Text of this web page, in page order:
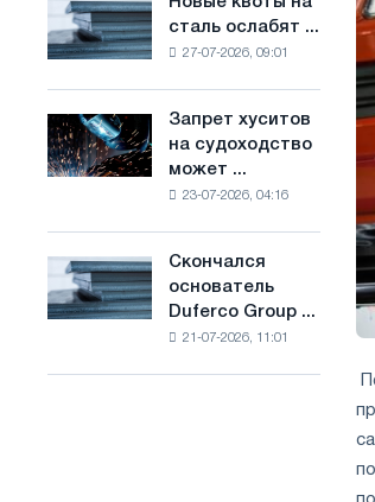
Франции
отраслевые
ограничения
амбициями
по
борьбе
с
Новые
квоты
на
конкуренцию
в
сталь ослабят ...
27-07-2026, 09:01
Запрет
хуситов
на
импорт
Саудовской
Запрет хуситов
на судоходство
может ...
23-07-2026, 04:16
Скончался
основатель
Duferco
Скончался
основатель
Duferco Group ...
21-07-2026, 11:01